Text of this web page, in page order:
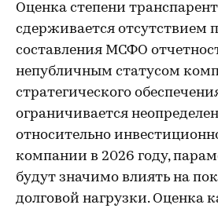
Оценка степени
сдерживается отсутствием
составления МСФО
непубличным статусом
стратегического
ограничивается
относительно
компании в 2026 году,
будут значимо влиять на
долговой нагрузки. Оценка